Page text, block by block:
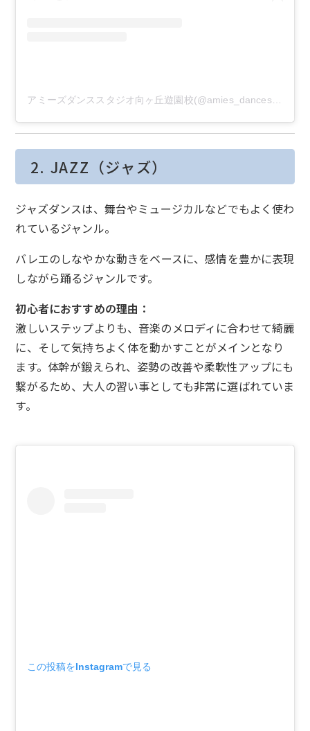
2. JAZZ（ジャズ）
ジャズダンスは、舞台やミュージカルなどでもよく使わ
れているジャンル。
バレエのしなやかな動きをベースに、感情を豊かに表現
しながら踊るジャンルです。
初心者におすすめの理由：
激しいステップよりも、音楽のメロディに合わせて綺麗
に、そして気持ちよく体を動かすことがメインとなり
ます。体幹が鍛えられ、姿勢の改善や柔軟性アップにも
繋がるため、大人の習い事としても非常に選ばれていま
す。
この投稿をInstagramで見る